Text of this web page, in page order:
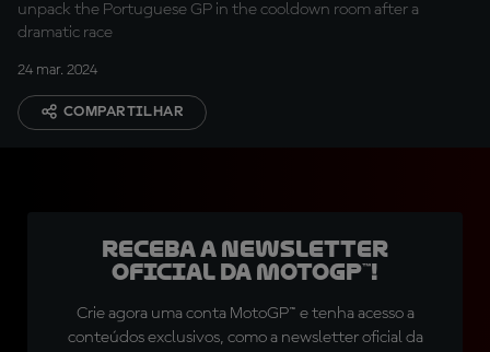
unpack the Portuguese GP in the cooldown room after a
dramatic race
24 mar. 2024
COMPARTILHAR
Receba a newsletter
oficial da MotoGP™!
Crie agora uma conta MotoGP™ e tenha acesso a
conteúdos exclusivos, como a newsletter oficial da